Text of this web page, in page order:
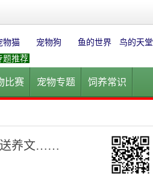
物猫 宠物狗 鱼的世界
鸟的天堂
题推荐
比赛 宠物专题 饲养常识
送养文……